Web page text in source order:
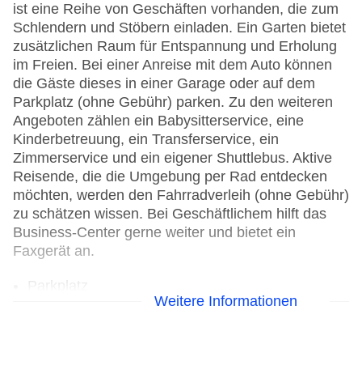
ist eine Reihe von Geschäften vorhanden, die zum
Schlendern und Stöbern einladen. Ein Garten bietet
zusätzlichen Raum für Entspannung und Erholung
im Freien. Bei einer Anreise mit dem Auto können
die Gäste dieses in einer Garage oder auf dem
Parkplatz (ohne Gebühr) parken. Zu den weiteren
Angeboten zählen ein Babysitterservice, eine
Kinderbetreuung, ein Transferservice, ein
Zimmerservice und ein eigener Shuttlebus. Aktive
Reisende, die die Umgebung per Rad entdecken
möchten, werden den Fahrradverleih (ohne Gebühr)
zu schätzen wissen. Bei Geschäftlichem hilft das
Business-Center gerne weiter und bietet ein
Faxgerät an.
Check-in von: 15:00:00Weitere Informationen